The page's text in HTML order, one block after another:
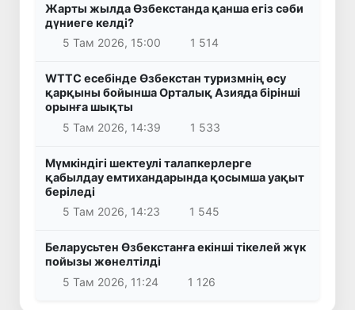
Жарты жылда Өзбекстанда қанша егіз сәби
дүниеге келді?
5 Там 2026, 15:00
1 514
WTTC есебінде Өзбекстан туризмнің өсу
қарқыны бойынша Орталық Азияда бірінші
орынға шықты
5 Там 2026, 14:39
1 533
Мүмкіндігі шектеулі талапкерлерге
қабылдау емтихандарында қосымша уақыт
беріледі
5 Там 2026, 14:23
1 545
Беларусьтен Өзбекстанға екінші тікелей жүк
пойызы жөнелтілді
5 Там 2026, 11:24
1 126